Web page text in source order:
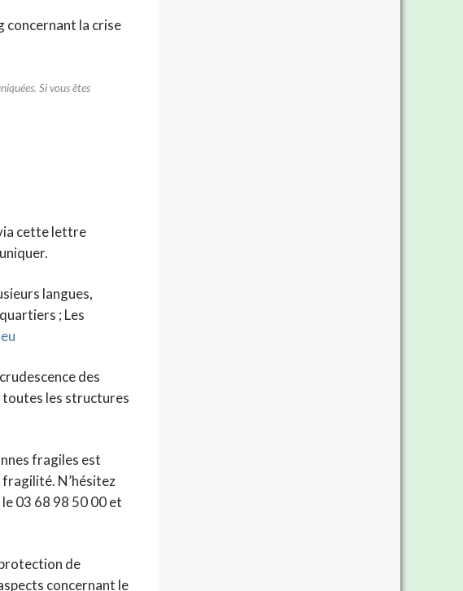
concernant la crise
Si vous êtes
cette lettre
langues,
; Les
des
toutes les structures
fragiles est
fragilité. N’hésitez
03 68 98 50 00 et
de
concernant le